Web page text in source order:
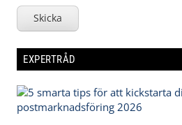
Skicka
EXPERTRÅD